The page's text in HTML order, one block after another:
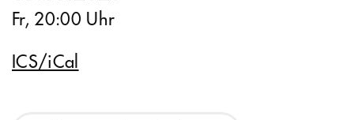
Fr, 20:00 Uhr
ICS/iCal